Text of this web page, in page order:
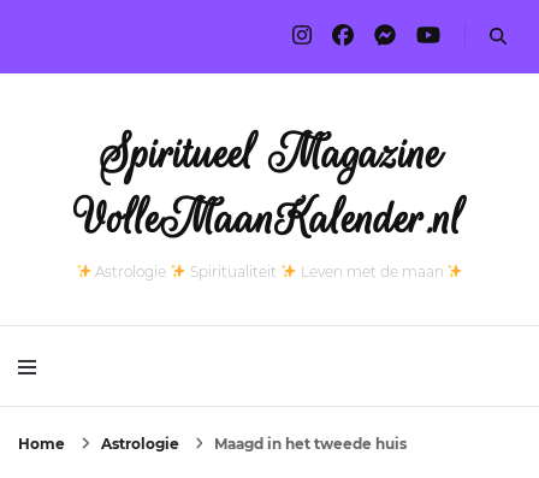
Spiritueel Magazine
VolleMaanKalender.nl
Astrologie Spiritualiteit Leven met de maan
Home Astrologie Maagd in het tweede huis